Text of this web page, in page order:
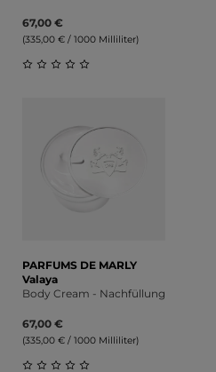
67,00 €
(335,00 € / 1000 Milliliter)
PARFUMS DE MARLY
Valaya
Body Cream - Nachfüllung
67,00 €
(335,00 € / 1000 Milliliter)